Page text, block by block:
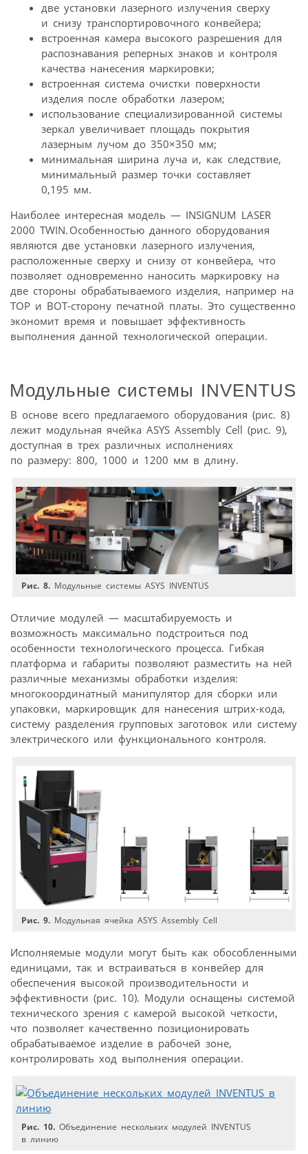
две установки лазерного излучения сверху
и снизу транспортировочного конвейера;
встроенная камера высокого разрешения для
распознавания реперных знаков и контроля
качества нанесения маркировки;
встроенная система очистки поверхности
изделия после обработки лазером;
использование специализированной системы
зеркал увеличивает площадь покрытия
лазерным лучом до 350×350 мм;
минимальная ширина луча и, как следствие,
минимальный размер точки составляет
0,195 мм.
Наиболее интересная модель — INSIGNUM LASER
2000 TWIN. Особенностью данного оборудования
являются две установки лазерного излучения,
расположенные сверху и снизу от конвейера, что
позволяет одновременно наносить маркировку на
две стороны обрабатываемого изделия, например на
TOP­ и BOT-сторону печатной платы. Это существенно
экономит время и повышает эффективность
выполнения данной технологической операции.
Модульные системы INVENTUS
В основе всего предлагаемого оборудования (рис. 8)
лежит модульная ячейка ASYS Assembly Cell (рис. 9),
доступная в трех различных исполнениях
по размеру: 800, 1000 и 1200 мм в длину.
Рис. 8. Модульные системы ASYS INVENTUS
Отличие модулей — масштабируемость и
возможность максимально подстроиться под
особенности технологического процесса. Гибкая
платформа и габариты позволяют разместить на ней
различные механизмы обработки изделия:
многокоординатный манипулятор для сборки или
упаковки, маркировщик для нанесения штрих-кода,
систему разделения групповых заготовок или систему
электрического или функционального контроля.
Рис. 9. Модульная ячейка ASYS Assembly Cell
Исполняемые модули могут быть как обособленными
единицами, так и встраиваться в конвейер для
обеспечения высокой производительности и
эффективности (рис. 10). Модули оснащены системой
технического зрения с камерой высокой четкости,
что позволяет качественно позиционировать
обрабатываемое изделие в рабочей зоне,
контролировать ход выполнения операции.
Рис. 10. Объединение нескольких модулей INVENTUS
в линию